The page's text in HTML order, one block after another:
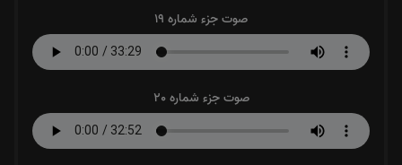
صوت جزء شماره 19
صوت جزء شماره 20